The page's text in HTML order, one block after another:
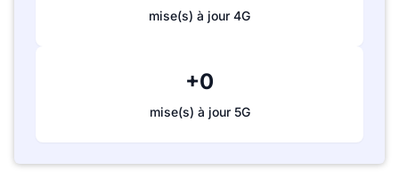
mise(s) à jour 4G
+0
mise(s) à jour 5G